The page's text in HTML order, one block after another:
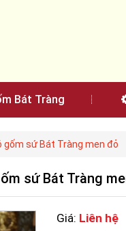
Bát Tràng
gốm sứ Bát Tràng men đỏ
sứ Bát Tràng
Giá: Liên hệ